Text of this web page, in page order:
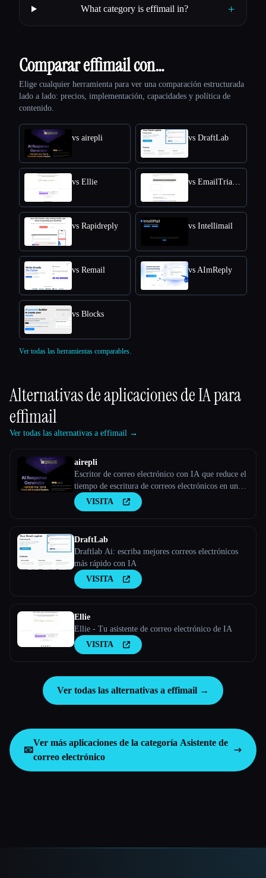
What category is effimail in? +
Comparar effimail con…
Elige cualquier herramienta para ver una comparación estructurada
lado a lado: precios, implementación, capacidades y política de
contenido.
vs airepli vs DraftLab
vs Ellie vs EmailTriager
vs Rapidreply vs Intellimail
vs Remail vs AImReply
vs Blocks
Ver todas las herramientas comparables.
Alternativas de aplicaciones de IA para
effimail
Ver todas las alternativas a effimail →
airepli
Escritor de correo electrónico con IA que reduce el
tiempo de escritura de correos electrónicos en un
50%, resalta el correo electrónico y genera
respuestas instantáneas ricas en contexto,
VISITA
DraftLab
Draftlab Ai: escriba mejores correos electrónicos
más rápido con IA
VISITA
Ellie
Ellie - Tu asistente de correo electrónico de IA
VISITA
Ver todas las alternativas a effimail →
📧
Ver más aplicaciones de la categoría Asistente de
correo electrónico